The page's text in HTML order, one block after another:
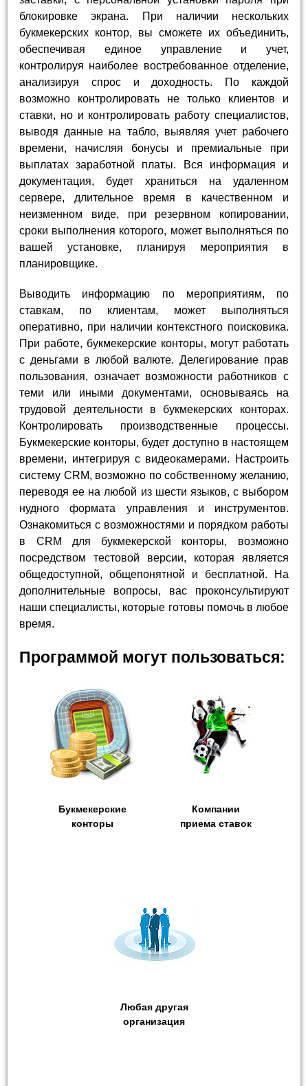
блокировке экрана. При наличии нескольких
букмекерских контор, вы сможете их объединить,
обеспечивая единое управление и учет,
контролируя наиболее востребованное отделение,
анализируя спрос и доходность. По каждой
возможно контролировать не только клиентов и
ставки, но и контролировать работу специалистов,
выводя данные на табло, выявляя учет рабочего
времени, начисляя бонусы и премиальные при
выплатах заработной платы. Вся информация и
документация, будет храниться на удаленном
сервере, длительное время в качественном и
неизменном виде, при резервном копировании,
сроки выполнения которого, может выполняться по
вашей установке, планируя мероприятия в
планировщике.
Выводить информацию по мероприятиям, по
ставкам, по клиентам, может выполняться
оперативно, при наличии контекстного поисковика.
При работе, букмекерские конторы, могут работать
с деньгами в любой валюте. Делегирование прав
пользования, означает возможности работников с
теми или иными документами, основываясь на
трудовой деятельности в букмекерских конторах.
Контролировать производственные процессы.
Букмекерские конторы, будет доступно в настоящем
времени, интегрируя с видеокамерами. Настроить
систему CRM, возможно по собственному желанию,
переводя ее на любой из шести языков, с выбором
нудного формата управления и инструментов.
Ознакомиться с возможностями и порядком работы
в CRM для букмекерской конторы, возможно
посредством тестовой версии, которая является
общедоступной, общепонятной и бесплатной. На
дополнительные вопросы, вас проконсультируют
наши специалисты, которые готовы помочь в любое
время.
Программой могут пользоваться:
Букмекерские
конторы
Компании
приема ставок
Любая другая
организация